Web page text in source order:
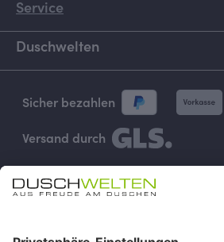
Service
Duschwelten
Sicher bezahlen
Versand durch